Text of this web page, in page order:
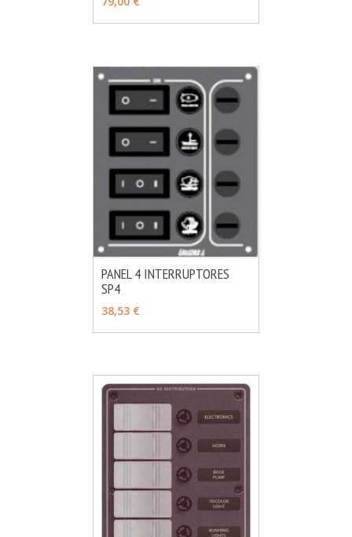
VER OPCIONES
PANEL 4 INTERRUPTORES
SP4
38,53 €